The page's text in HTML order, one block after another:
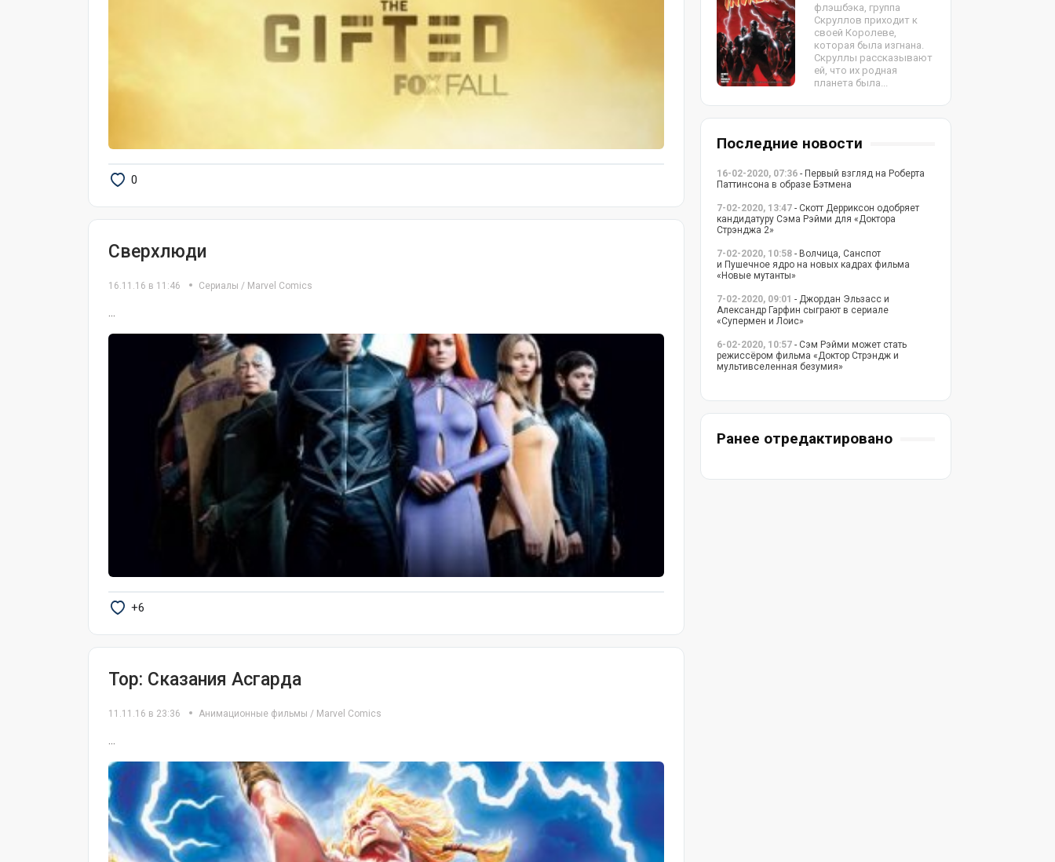
0
Сверхлюди
16.11.16 в 11:46 Сериалы / Marvel Comics
...
+6
Тор: Сказания Асгарда
11.11.16 в 23:36 Анимационные фильмы / Marvel Comics
...
флэшбэка, группа
Скруллов приходит к
своей Королеве,
которая была изгнана.
Скруллы рассказывают
ей, что их родная
планета была...
Последние новости
16-02-2020, 07:36 - Первый взгляд на Роберта
Паттинсона в образе Бэтмена
7-02-2020, 13:47 - Скотт Дерриксон одобряет
кандидатуру Сэма Рэйми для «Доктора
Стрэнджа 2»
7-02-2020, 10:58 - Волчица, Санспот
и Пушечное ядро на новых кадрах фильма
«Новые мутанты»
7-02-2020, 09:01 - Джордан Эльзасс и
Александр Гарфин сыграют в сериале
«Супермен и Лоис»
6-02-2020, 10:57 - Сэм Рэйми может стать
режиссёром фильма «Доктор Стрэндж и
мультивселенная безумия»
Ранее отредактировано